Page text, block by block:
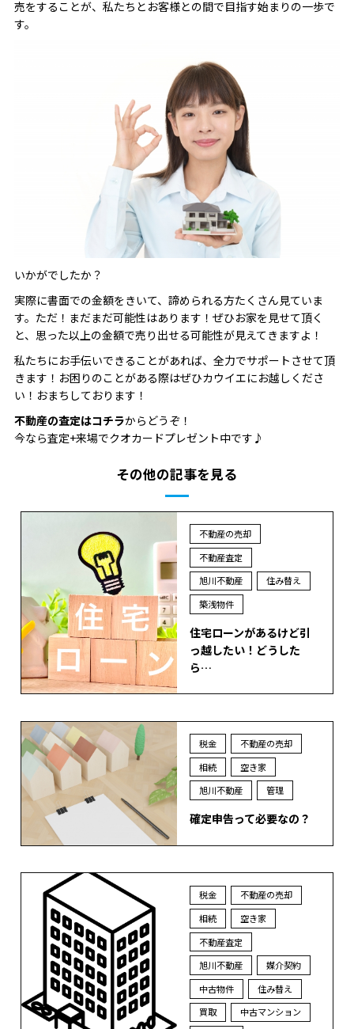
売をすることが、私たちとお客様との間で目指す始まりの一歩で
す。
いかがでしたか？
実際に書面での金額をきいて、諦められる方たくさん見ていま
す。ただ！まだまだ可能性はあります！ぜひお家を見せて頂く
と、思った以上の金額で売り出せる可能性が見えてきますよ！
私たちにお手伝いできることがあれば、全力でサポートさせて頂
きます！お困りのことがある際はぜひカウイエにお越しくださ
い！おまちしております！
不動産の査定はコチラからどうぞ！
今なら査定+来場でクオカードプレゼント中です♪
その他の記事を見る
不動産の売却
不動産査定
旭川不動産
住み替え
築浅物件
住宅ローンがあるけど引
っ越したい！どうした
ら…
税金
不動産の売却
相続
空き家
旭川不動産
管理
確定申告って必要なの？
税金
不動産の売却
相続
空き家
不動産査定
旭川不動産
媒介契約
中古物件
住み替え
買取
中古マンション